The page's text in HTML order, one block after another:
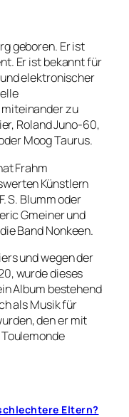
geboren. Er ist
Er ist bekannt für
elektronischer
zu
Roland Juno-60,
Moog Taurus.
Frahm
Künstlern
S. Blumm oder
Gmeiner und
Band Nonkeen.
und wegen der
wurde dieses
Album bestehend
als Musik für
den er mit
Eltern?